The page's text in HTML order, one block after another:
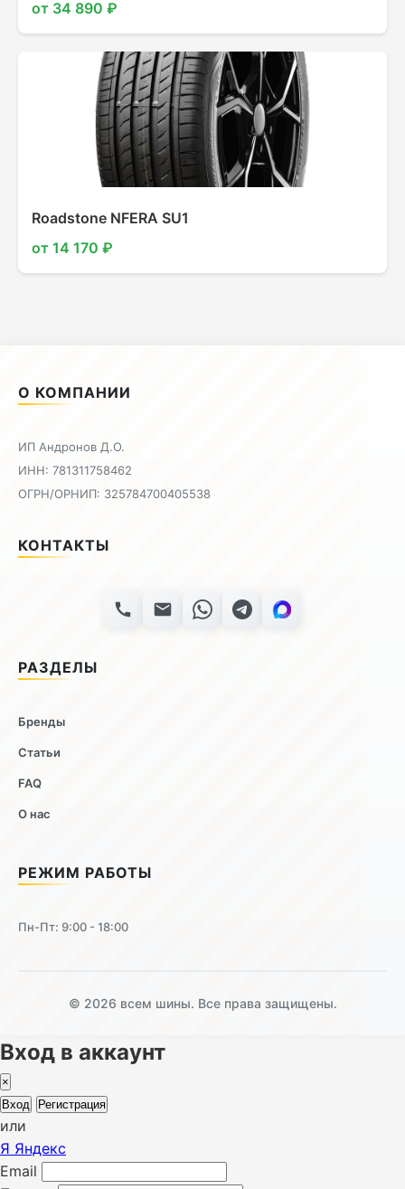
от 34 890 ₽
Roadstone NFERA SU1
от 14 170 ₽
О КОМПАНИИ
ИП Андронов Д.О.
ИНН: 781311758462
ОГРН/ОРНИП: 325784700405538
КОНТАКТЫ
РАЗДЕЛЫ
Бренды
Статьи
FAQ
О нас
РЕЖИМ РАБОТЫ
Пн-Пт: 9:00 - 18:00
© 2026 всем шины. Все права защищены.
Вход в аккаунт
×
Вход
Регистрация
или
Я Яндекс
Email